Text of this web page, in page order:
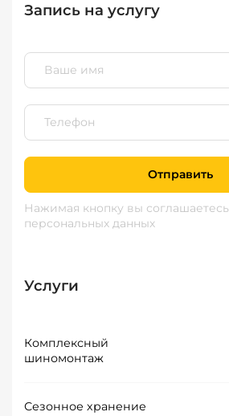
Запись на услугу
Отправить
Нажимая кнопку вы соглашаетесь
персональных данных
Услуги
Комплексный
шиномонтаж
Сезонное хранение